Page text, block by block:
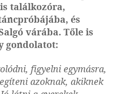
találkozóra,
és
várába. Tőle is
gondolatot:
figyelni egymásra,
azoknak, akiknek